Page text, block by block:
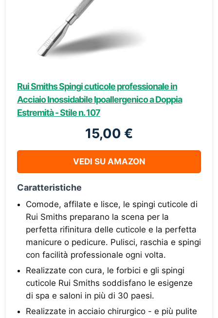
Rui Smiths Spingi cuticole professionale in
Acciaio Inossidabile Ipoallergenico a Doppia
Estremità - Stile n. 107
15,00 €
VEDI SU AMAZON
Caratteristiche
Comode, affilate e lisce, le spingi cuticole di
Rui Smiths preparano la scena per la
perfetta rifinitura delle cuticole e la perfetta
manicure o pedicure. Pulisci, raschia e spingi
con facilità professionale ogni volta.
Realizzate con cura, le forbici e gli spingi
cuticole Rui Smiths soddisfano le esigenze
di spa e saloni in più di 30 paesi.
Realizzate in acciaio chirurgico - e più pulite